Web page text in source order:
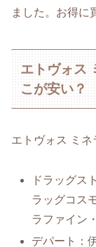
ました。お得に
エトヴォス
こが安い？
エトヴォス ミ
ドラッグス
ラッグコス
ラファイン
デパート：